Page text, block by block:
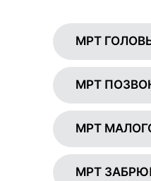
МРТ
МРТ
МРТ
МРТ